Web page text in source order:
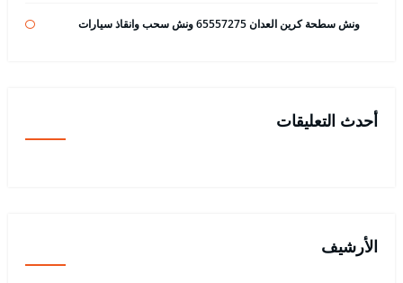
ونش سطحة كرين العدان 65557275 ونش سحب وانقاذ سيارات
أحدث التعليقات
الأرشيف